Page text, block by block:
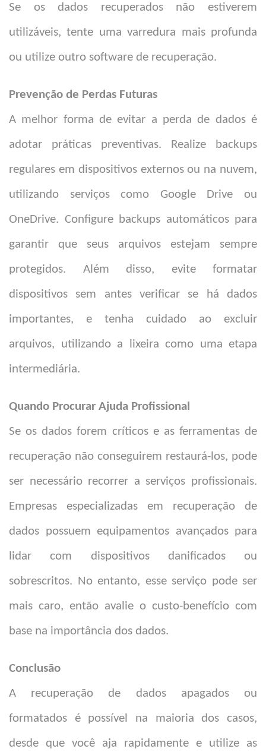
Se os dados recuperados não estiverem
utilizáveis, tente uma varredura mais profunda
ou utilize outro software de recuperação.
Prevenção de Perdas Futuras
A melhor forma de evitar a perda de dados é
adotar práticas preventivas. Realize backups
regulares em dispositivos externos ou na nuvem,
utilizando serviços como Google Drive ou
OneDrive. Configure backups automáticos para
garantir que seus arquivos estejam sempre
protegidos. Além disso, evite formatar
dispositivos sem antes verificar se há dados
importantes, e tenha cuidado ao excluir
arquivos, utilizando a lixeira como uma etapa
intermediária.
Quando Procurar Ajuda Profissional
Se os dados forem críticos e as ferramentas de
recuperação não conseguirem restaurá-los, pode
ser necessário recorrer a serviços profissionais.
Empresas especializadas em recuperação de
dados possuem equipamentos avançados para
lidar com dispositivos danificados ou
sobrescritos. No entanto, esse serviço pode ser
mais caro, então avalie o custo-benefício com
base na importância dos dados.
Conclusão
A recuperação de dados apagados ou
formatados é possível na maioria dos casos,
desde que você aja rapidamente e utilize as